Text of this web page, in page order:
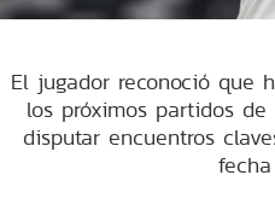
El jugador reconoció que
los próximos partidos
disputar encuentros
fecha